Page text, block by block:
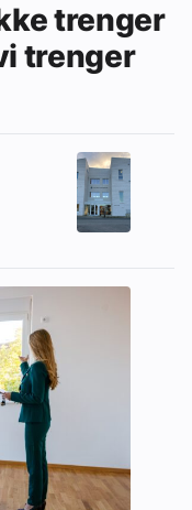
trenger
trenger